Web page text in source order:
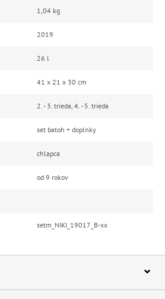
1,04 kg
2019
26 l
41 x 21 x 30 cm
2. - 3. trieda, 4. - 5. trieda
set batoh + doplnky
chlapca
od 9 rokov
setm_NIKI_19017_B-xx